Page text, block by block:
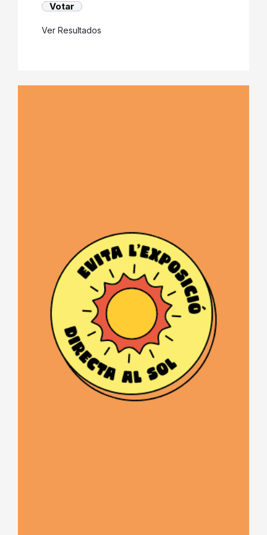
Ver Resultados